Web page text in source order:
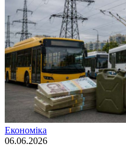
Економіка
06.06.2026